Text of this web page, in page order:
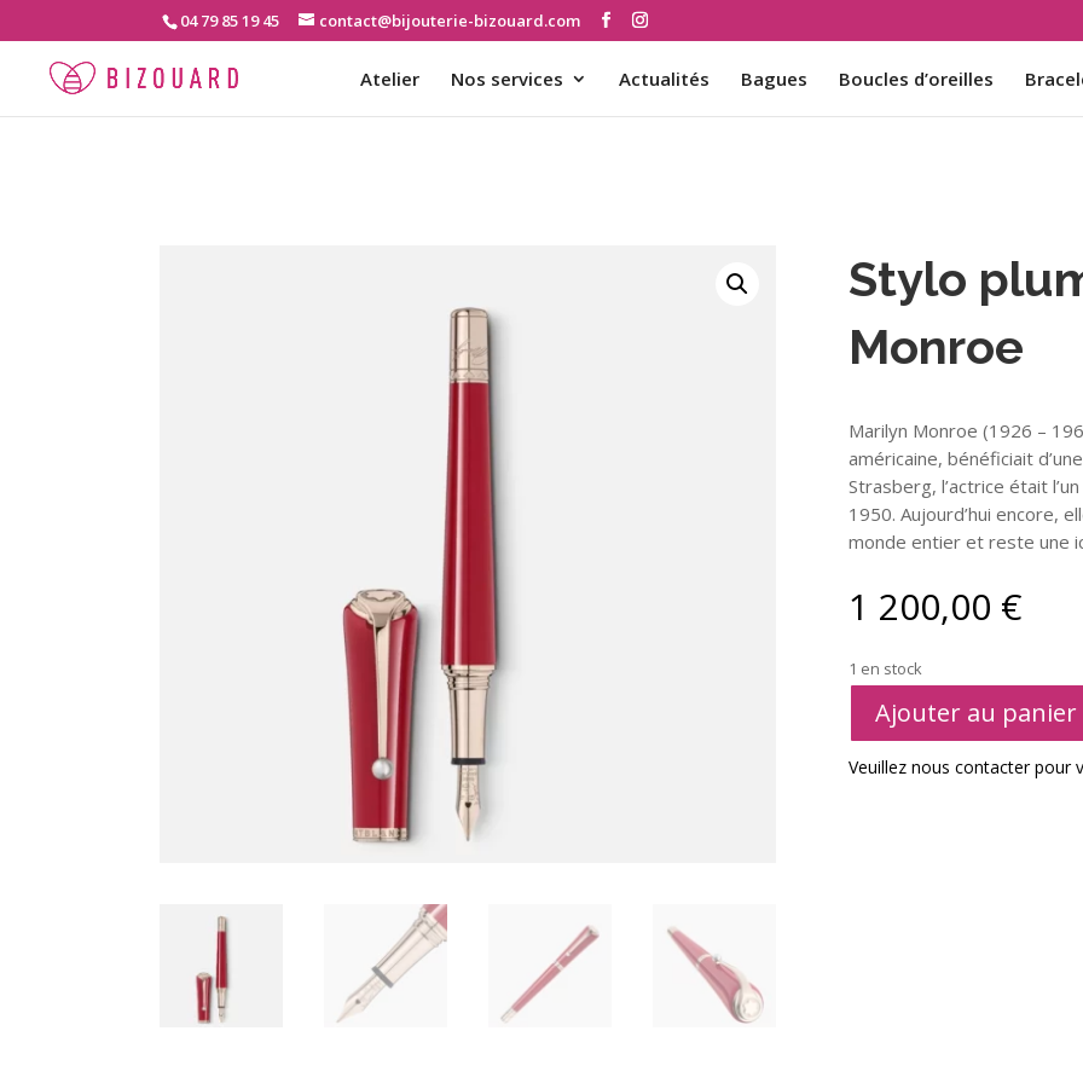
04 79 85 19 45 contact@bijouterie-bizouard.com
Atelier Nos services Actualités Bagues Boucles d’oreilles
Stylo
Monroe
Marilyn Monroe (1926 –
américaine, bénéficiait
Strasberg, l’actrice était
1950. Aujourd’hui encore,
monde entier et reste une
1 200,00 €
1 en stock
Ajouter au panier
Veuillez nous contacter pour